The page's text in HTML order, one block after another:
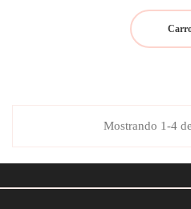
Mostrando 1-4